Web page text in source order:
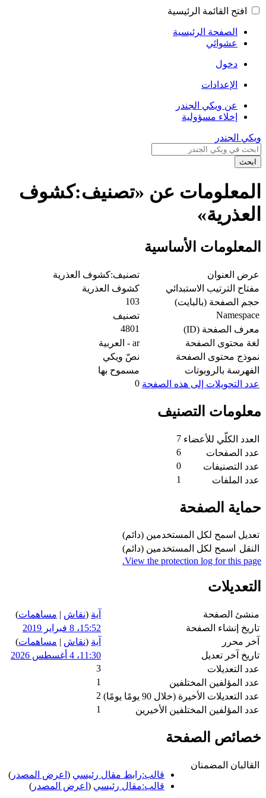
افتح القائمة الرئيسية
الصفحة الرئيسية
عشوائي
دخول
الإعدادات
عن ويكي الجندر
إخلاء مسؤولية
ويكي الجندر
ابحث
المعلومات عن «تصنيف:كشوف
العذرية»
المعلومات الأساسية
عرض العنوان
تصنيف:كشوف العذرية
مفتاح الترتيب الاستبدائي
كشوف العذرية
حجم الصفحة (بالبايت)
103
Namespace
تصنيف
معرف الصفحة (ID)
4801
لغة محتوى الصفحة
ar - العربية
نموذج محتوى الصفحة
نصّ ويكي
الفهرسة بالروبوتات
مسموح بها
عدد التحويلات إلى هذه الصفحة 0
معلومات التصنيف
العدد الكلّي للأعضاء 7
عدد الصفحات
6
عدد التصنيفات
0
عدد الملفات
1
حماية الصفحة
تعديل اسمح لكل المستخدمين (دائم)
النقل
اسمح لكل المستخدمين (دائم)
View the protection log for this page.
التعديلات
منشئ الصفحة آية (نقاش | مساهمات)
تاريخ إنشاء الصفحة
15:52، 8 فبراير 2019
آخر محرر
آية (نقاش | مساهمات)
تاريخ آخر تعديل
11:30، 4 أغسطس 2026
عدد التعديلات
3
عدد المؤلفين المختلفين
1
عدد التعديلات الأخيرة (خلال 90 يومًا يومًا)
2
عدد المؤلفين المختلفين الأخيرين
1
خصائص الصفحة
القالبان المضمنان
قالب:رابط مقال رئيسي ( اعرض المصدر )
قالب:مقال رئيسي ( اعرض المصدر )